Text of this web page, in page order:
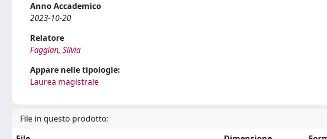
Anno Accademico
2023-10-20
Relatore
Faggian, Silvia
Appare nelle tipologie:
Laurea magistrale
File in questo prodotto: